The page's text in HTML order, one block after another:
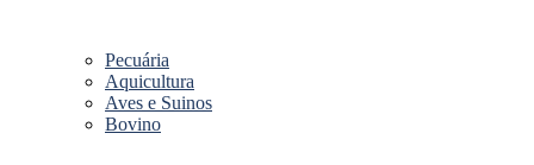
Pecuária
Aquicultura
Aves e Suinos
Bovino